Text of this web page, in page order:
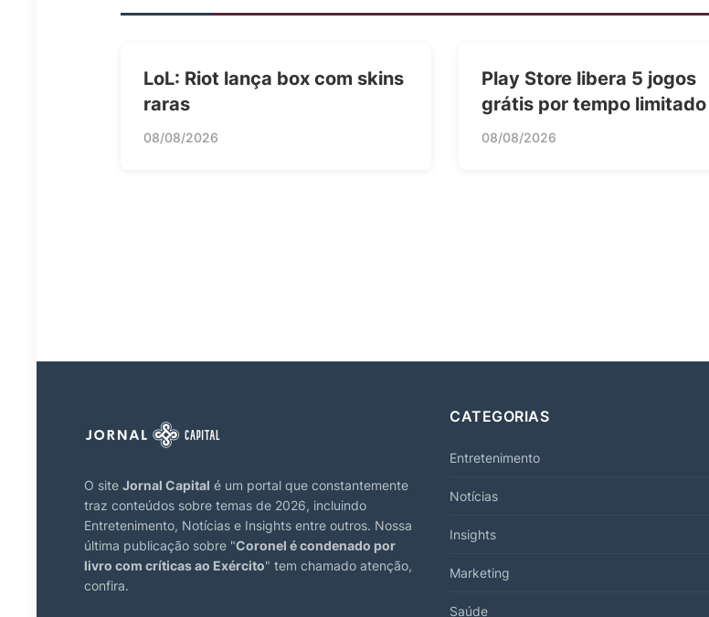
LoL: Riot lança box com skins
raras
08/08/2026
Play Store libera 5 jogos
grátis por tempo limitado
08/08/2026
O site Jornal Capital é um portal que constantemente
traz conteúdos sobre temas de 2026, incluindo
Entretenimento, Notícias e Insights entre outros. Nossa
última publicação sobre "Coronel é condenado por
livro com críticas ao Exército" tem chamado atenção,
confira.
CATEGORIAS
Entretenimento
Notícias
Insights
Marketing
Saúde